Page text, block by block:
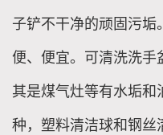
子铲不干净的顽固污垢。
便、便宜。可清洗洗手
其是煤气灶等有水垢和
种，塑料清洁球和钢丝